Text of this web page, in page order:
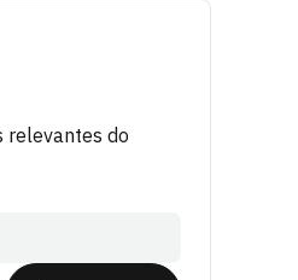
relevantes do